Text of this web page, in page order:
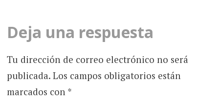
Deja una respuesta
Tu dirección de correo electrónico no será
publicada. Los campos obligatorios están
marcados con *